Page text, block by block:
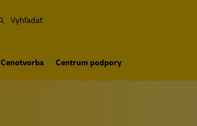
Vyhľadať
Cenotvorba Centrum podpory